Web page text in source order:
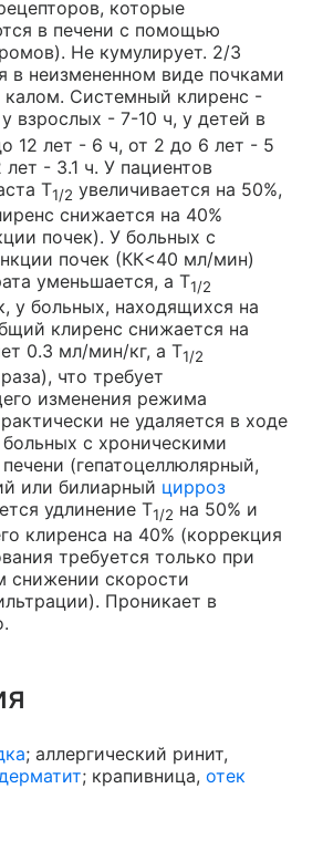
которые
в печени с помощью
Не кумулирует. 2/3
в неизмененном виде почками
калом. Системный клиренс -
у взрослых - 7-10 ч, у детей в
12 лет - 6 ч, от 2 до 6 лет - 5
- 3.1 ч. У пациентов
T1/2 увеличивается на 50%,
снижается на 40%
почек). У больных с
почек (КК<40 мл/мин)
уменьшается, а T1/2
у больных, находящихся на
клиренс снижается на
0.3 мл/мин/кг, а T1/2
что требует
изменения режима
не удаляется в ходе
с хроническими
(гепатоцеллюлярный,
или билиарный цирроз
удлинение T1/2 на 50% и
клиренса на 40% (коррекция
требуется только при
снижении скорости
Проникает в
; аллергический ринит,
; крапивница, отек